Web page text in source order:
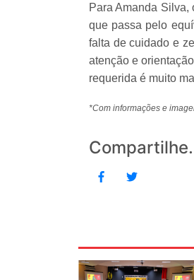
Para Amanda Silva,
que passa pelo
falta de cuidado e
atenção e
requerida é muito
*Com informações e